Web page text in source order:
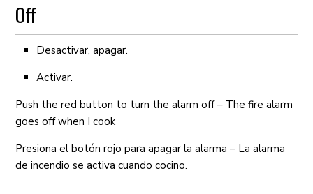
Off
Desactivar, apagar.
Activar.
Push the red button to turn the alarm off – The fire alarm
goes off when I cook
Presiona el botón rojo para apagar la alarma – La alarma
de incendio se activa cuando cocino.